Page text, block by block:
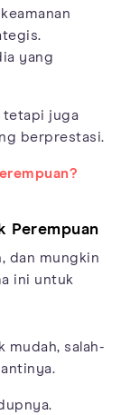
yang
tetapi juga
berprestasi.
Perempuan
dan mungkin
ini untuk
mudah, salah-